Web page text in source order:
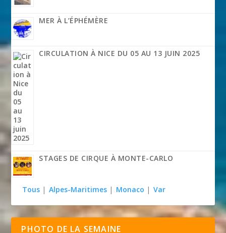
MER À L’ÉPHÉMÈRE
CIRCULATION À NICE DU 05 AU 13 JUIN 2025
STAGES DE CIRQUE À MONTE-CARLO
Tous | Alpes-Maritimes | Monaco | Var
PHOTO DE LA SEMAINE